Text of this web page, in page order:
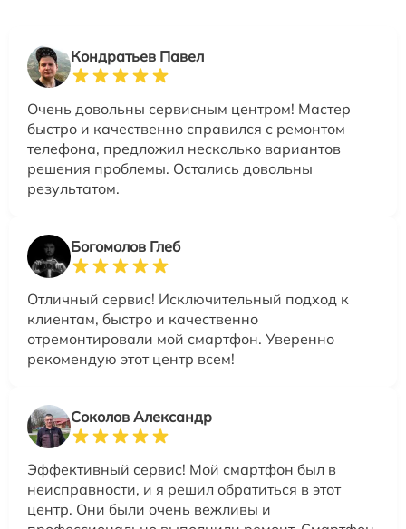
Кондратьев Павел
Очень довольны сервисным центром! Мастер
быстро и качественно справился с ремонтом
телефона, предложил несколько вариантов
решения проблемы. Остались довольны
результатом.
Богомолов Глеб
Отличный сервис! Исключительный подход к
клиентам, быстро и качественно
отремонтировали мой смартфон. Уверенно
рекомендую этот центр всем!
Соколов Александр
Эффективный сервис! Мой смартфон был в
неисправности, и я решил обратиться в этот
центр. Они были очень вежливы и